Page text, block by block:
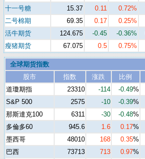
十一号糖
15.37 0.11 0.72%
二号棉期
69.35 0.17 0.25%
活牛期货
124.675 -0.45 -0.36%
瘦猪期货
67.075 0.5 0.75%
全球期货指数
股市
指数 涨跌 比例
道瓊期指
23310 -114 -0.49%
S&P 500
2575 -10 -0.39%
那斯達克100
6311 -30 -0.48%
多倫多60
945.6 1.6 0.17%
墨西哥
48010 168 0.35%
巴西
73713 713 0.97%